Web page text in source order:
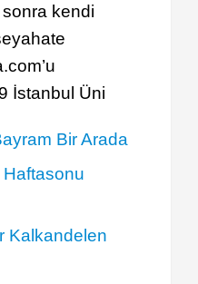
sonra kendi
İstanbul Üni
Bir Arada
Haftasonu
Kalkandelen